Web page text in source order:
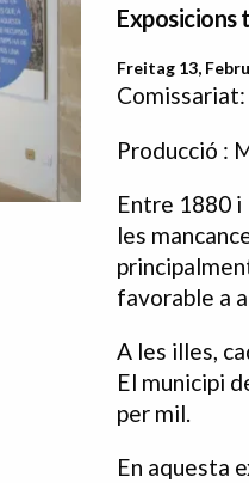
Exposicions
Freitag 13,
Producció :
Entre 1880 i
les
favorable a
A les illes,
El municipi
per mil.
En aquesta